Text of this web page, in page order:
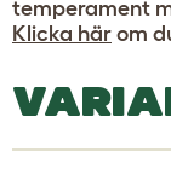
temperament
Klicka här om